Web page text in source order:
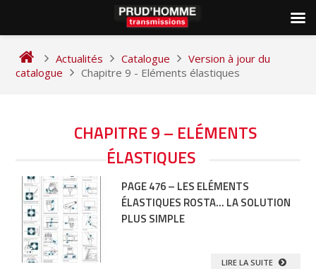
content
Actualités Catalogue
Version à jour du
catalogue
Chapitre 9 - Eléments élastiques
CHAPITRE 9 – ELÉMENTS
ÉLASTIQUES
PAGE 476 – LES ELÉMENTS
ÉLASTIQUES ROSTA… LA SOLUTION
PLUS SIMPLE
LIRE LA SUITE
NAVIGATION
ARTICLES